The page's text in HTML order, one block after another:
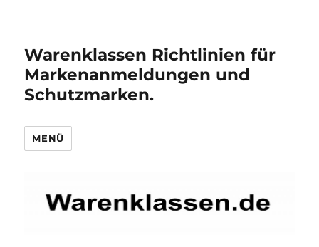
Warenklassen Richtlinien für
Markenanmeldungen und
Schutzmarken.
MENÜ